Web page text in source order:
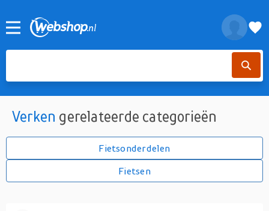
Verken gerelateerde categorieën
Fietsonderdelen
Fietsen